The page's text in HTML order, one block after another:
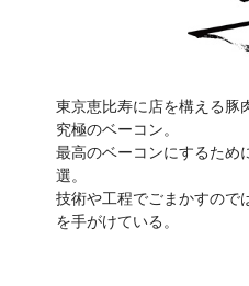
東京恵比寿に店を構える豚
究極のベーコン。
最高のベーコンにするため
選。
技術や工程でごまかすので
を手がけている。